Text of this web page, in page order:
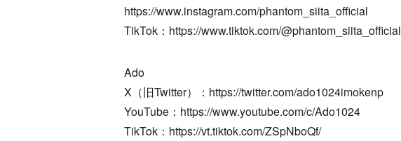
https://www.instagram.com/phantom_siita_official
TikTok：https://www.tiktok.com/@phantom_siita_official
Ado
X（旧Twitter）：https://twitter.com/ado1024imokenp
YouTube：https://www.youtube.com/c/Ado1024
TikTok：https://vt.tiktok.com/ZSpNboQf/